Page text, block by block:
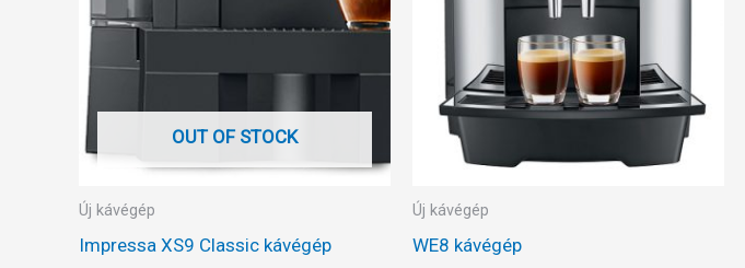
OUT OF STOCK
Új kávégép
Impressa XS9 Classic kávégép
Új kávégép
WE8 kávégép